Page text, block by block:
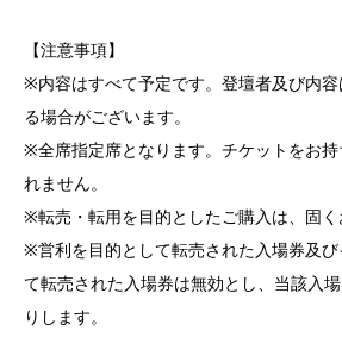
【注意事項】
※内容はすべて予定です。登壇者及び内
る場合がございます。
※全席指定席となります。チケットをお
れません。
※転売・転用を目的としたご購入は、固く
※営利を目的として転売された入場券及
て転売された入場券は無効とし、当該入
りします。